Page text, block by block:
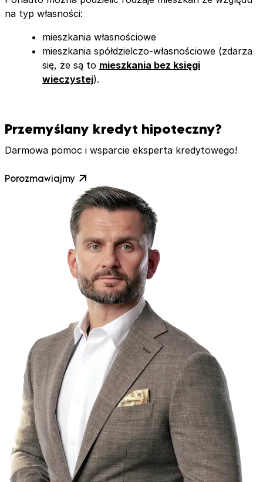
na typ własności:
mieszkania własnościowe
mieszkania spółdzielczo-własnościowe (zdarza
się, że są to mieszkania bez księgi
wieczystej).
Przemyślany kredyt hipoteczny?
Darmowa pomoc i wsparcie eksperta kredytowego!
Porozmawiajmy